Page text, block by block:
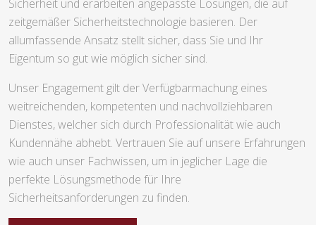
Sicherheit und erarbeiten angepasste Lösungen, die auf
zeitgemäßer Sicherheitstechnologie basieren. Der
allumfassende Ansatz stellt sicher, dass Sie und Ihr
Eigentum so gut wie möglich sicher sind.
Unser Engagement gilt der Verfügbarmachung eines
weitreichenden, kompetenten und nachvollziehbaren
Dienstes, welcher sich durch Professionalität wie auch
Kundennähe abhebt. Vertrauen Sie auf unsere Erfahrungen
wie auch unser Fachwissen, um in jeglicher Lage die
perfekte Lösungsmethode für Ihre
Sicherheitsanforderungen zu finden.